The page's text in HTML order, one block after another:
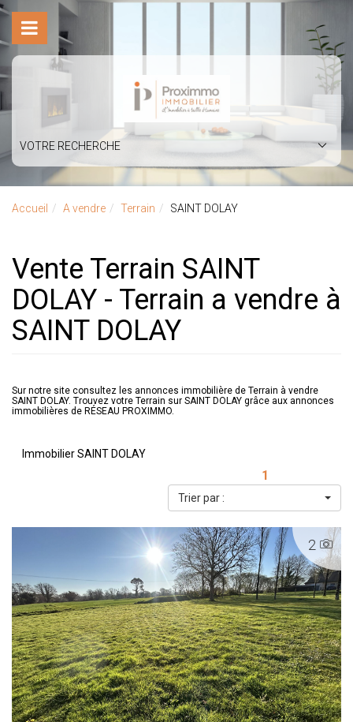
VOTRE RECHERCHE
Accueil A vendre Terrain SAINT DOLAY
Vente Terrain SAINT
DOLAY - Terrain a vendre à
SAINT DOLAY
Sur notre site consultez les annonces immobilière de Terrain à vendre
SAINT DOLAY. Trouvez votre Terrain sur SAINT DOLAY grâce aux annonces
immobilières de RÉSEAU PROXIMMO.
Immobilier SAINT DOLAY
1
Trier par :
2